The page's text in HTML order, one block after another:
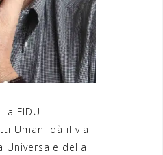
FIDU –
Umani dà il via
Universale della